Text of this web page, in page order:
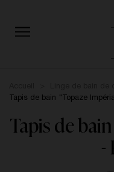
Tapis de bain "Topaze
Tapis de
-